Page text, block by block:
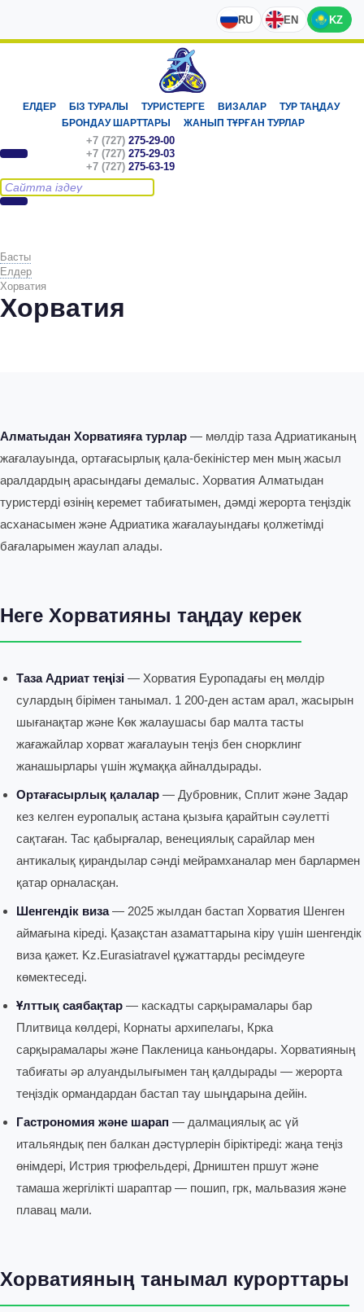
RU EN KZ
ЕЛДЕР БІЗ ТУРАЛЫ ТУРИСТЕРГЕ ВИЗАЛАР
ТУР ТАҢДАУ
БРОНДАУ ШАРТТАРЫ
ЖАНЫП ТҰРҒАН ТУРЛАР
+7 (727) 275-29-00
+7 (727) 275-29-03
+7 (727) 275-63-19
Басты
Елдер
Хорватия
Хорватия
Алматыдан Хорватияға турлар — мөлдір таза Адриатиканың
жағалауында, ортағасырлық қала-бекіністер мен мың жасыл
аралдардың арасындағы демалыс. Хорватия Алматыдан
туристерді өзінің керемет табиғатымен, дәмді жерорта теңіздік
асханасымен және Адриатика жағалауындағы қолжетімді
бағаларымен жаулап алады.
Неге Хорватияны таңдау керек
Таза Адриат теңізі — Хорватия Еуропадағы ең мөлдір
сулардың бірімен танымал. 1 200-ден астам арал, жасырын
шығанақтар және Көк жалаушасы бар малта тасты
жағажайлар хорват жағалауын теңіз бен снорклинг
жанашырлары үшін жұмаққа айналдырады.
Ортағасырлық қалалар — Дубровник, Сплит және Задар
кез келген еуропалық астана қызыға қарайтын сәулетті
сақтаған. Тас қабырғалар, венециялық сарайлар мен
антикалық қирандылар сәнді мейрамханалар мен барлармен
қатар орналасқан.
Шенгендік виза— 2025 жылдан бастап Хорватия Шенген
аймағына кіреді. Қазақстан азаматтарына кіру үшін шенгендік
виза қажет. Kz.Eurasiatravel құжаттарды ресімдеуге
көмектеседі.
Ұлттық саябақтар — каскадты сарқырамалары бар
Плитвица көлдері, Корнаты архипелагы, Крка
сарқырамалары және Пакленица каньондары. Хорватияның
табиғаты әр алуандылығымен таң қалдырады — жерорта
теңіздік ормандардан бастап тау шыңдарына дейін.
Гастрономия және шарап — далмациялық ас үй
итальяндық пен балкан дәстүрлерін біріктіреді: жаңа теңіз
өнімдері, Истрия трюфельдері, Дрништен пршут және
тамаша жергілікті шараптар — пошип, грк, мальвазия және
плавац мали.
Хорватияның танымал курорттары